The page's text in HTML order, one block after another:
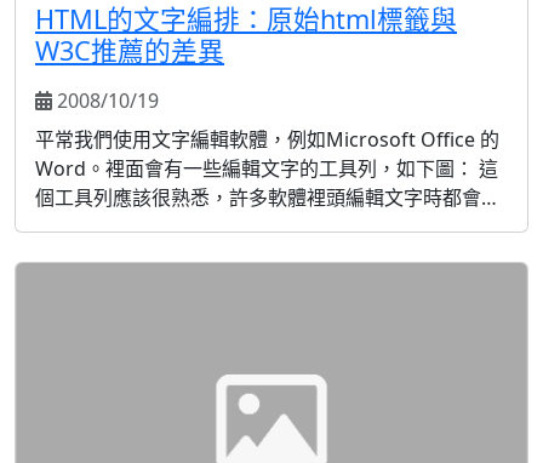
HTML的文字編排：原始html標籤與
W3C推薦的差異
2008/10/19
平常我們使用文字編輯軟體，例如Microsoft Office 的
Word。裡面會有一些編輯文字的工具列，如下圖： 這
個工具列應該很熟悉，許多軟體裡頭編輯文字時都會有
類似的工具列，如果把HTML當作WORD看待，會不會
比較好理解呢？ 第一個選項是樣式，關於CSS的部分挪